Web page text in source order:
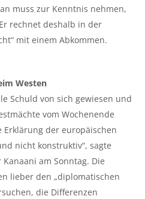
muss zur Kenntnis nehmen,
rechnet deshalb in der
mit einem Abkommen.
Westen
Schuld von sich gewiesen und
vom Wochenende
der europäischen
nicht konstruktiv“, sagte
am Sonntag. Die
lieber den „diplomatischen
die Differenzen